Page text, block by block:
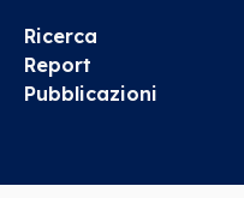
Ricerca
Report
Pubblicazioni